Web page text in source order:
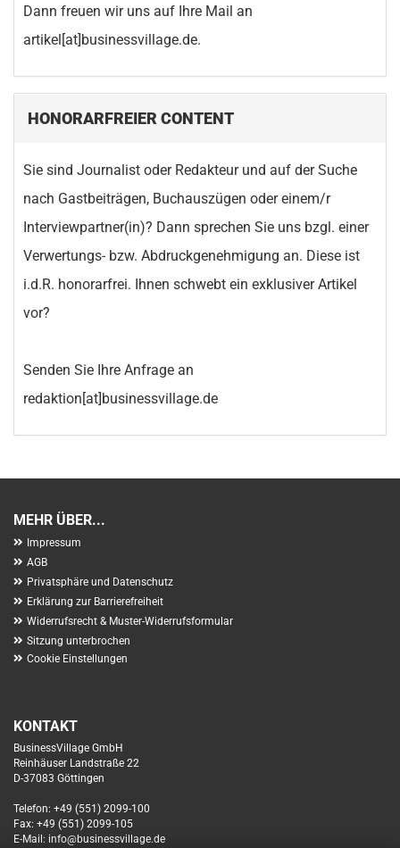
Dann freuen wir uns auf Ihre Mail an
artikel[at]businessvillage.de.
HONORARFREIER CONTENT
Sie sind Journalist oder Redakteur und auf der Suche
nach Gastbeiträgen, Buchauszügen oder einem/r
Interviewpartner(in)? Dann sprechen Sie uns bzgl. einer
Verwertungs- bzw. Abdruckgenehmigung an. Diese ist
i.d.R. honorarfrei. Ihnen schwebt ein exklusiver Artikel
vor?
Senden Sie Ihre Anfrage an
redaktion[at]businessvillage.de
MEHR ÜBER...
Impressum
AGB
Privatsphäre und Datenschutz
Erklärung zur Barrierefreiheit
Widerrufsrecht & Muster-Widerrufsformular
Sitzung unterbrochen
Cookie Einstellungen
KONTAKT
BusinessVillage GmbH
Reinhäuser Landstraße 22
D-37083 Göttingen
Telefon: +49 (551) 2099-100
Fax: +49 (551) 2099-105
E-Mail: info@businessvillage.de